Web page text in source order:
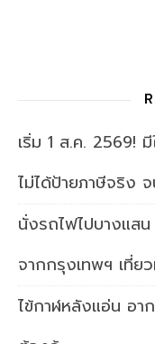
เริ่ม 1 ส.ค. 2569!
ไม่ได้ป้ายภาษีจริง
นั่งรถไฟไปบางแส
จากกรุงเทพฯ เที่ย
ไข้กาฬหลังแอ่น อา